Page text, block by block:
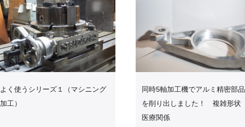
よく使うシリーズ１（マシニング
加工）
同時5軸加工機でアルミ精密部品
を削り出しました！ 複雑形状
医療関係